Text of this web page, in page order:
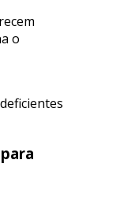
o